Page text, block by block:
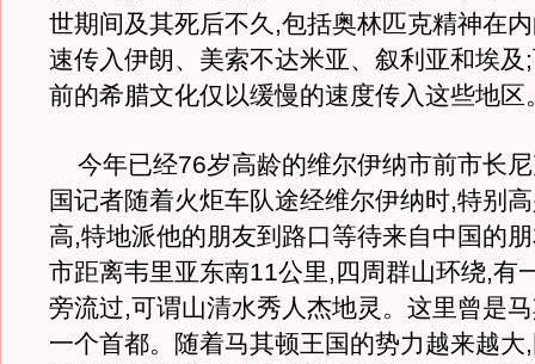
世期间及其死后不久,包括奥林匹克精神在
速传入伊朗、美索不达米亚、叙利亚和埃及
前的希腊文化仅以缓慢的速度传入这些地区
今年已经76岁高龄的维尔伊纳市前市长
国记者随着火炬车队途经维尔伊纳时,特别
高,特地派他的朋友到路口等待来自中国的
市距离韦里亚东南11公里,四周群山环绕,有
旁流过,可谓山清水秀人杰地灵。这里曾是
一个首都。随着马其顿王国的势力越来越大